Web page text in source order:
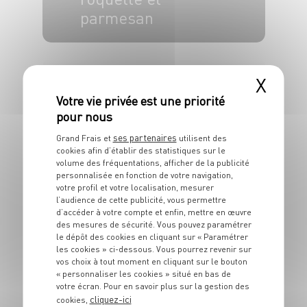
parmesan
PLAT
Igname poêlé aux
lardons
4 pers. 30 min 20 min
X
Grand Frais et ses partenaires utilisent des
cookies afin d’établir des statistiques sur le
volume des fréquentations, afficher de la publicité
personnalisée en fonction de votre navigation,
votre profil et votre localisation, mesurer
l’audience de cette publicité, vous permettre
d’accéder à votre compte et enfin, mettre en œuvre
des mesures de sécurité. Vous pouvez paramétrer
le dépôt des cookies en cliquant sur « Paramétrer
les cookies » ci-dessous. Vous pourrez revenir sur
vos choix à tout moment en cliquant sur le bouton
« personnaliser les cookies » situé en bas de
votre écran. Pour en savoir plus sur la gestion des
cookies, cliquez-ici